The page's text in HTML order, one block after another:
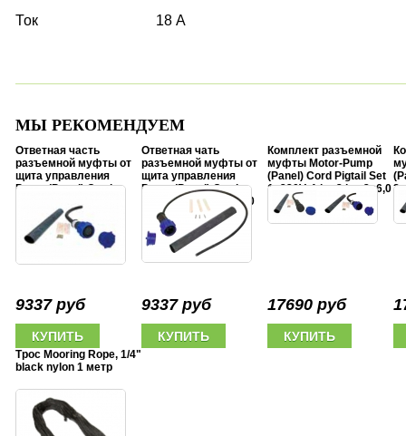
Ток
18 А
МЫ РЕКОМЕНДУЕМ
Ответная часть
разъемной муфты от
щита управления
Pump (Panel) Cord
hp, 3x6,0 mm2
9337 руб
Ответная чать
разъемной муфты от
щита управления
Pump (Panel) Cord
Pigtai 3x380V, 5 hp-20
hp, 4x6,0 mm2
9337 руб
Комплект разъемной
муфты Motor-Pump
(Panel) Cord Pigtail Set
1x220V, 1 hp-3 hp, 3x6,0
mm2
17690 руб
Трос Mooring Rope, 1/4"
black nylon 1 метр